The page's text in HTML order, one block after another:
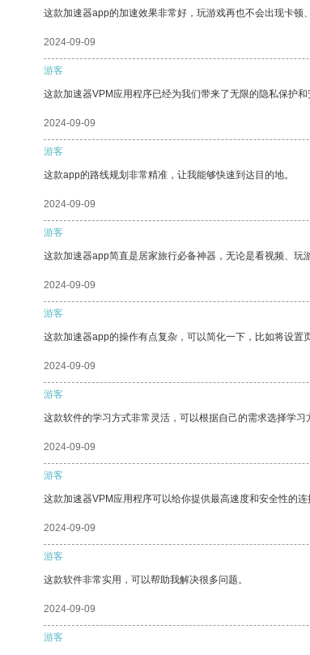
这款加速器app的加速效果非常好，玩游戏再也不会出现卡顿
2024-09-09
游客
这款加速器VPM应用程序已经为我们带来了无限的隐私保护和
2024-09-09
游客
这款app的路线规划非常精准，让我能够快速到达目的地。
2024-09-09
游客
这款加速器app简直是居家旅行必备神器，无论是看视频、玩
2024-09-09
游客
这款加速器app的操作有点复杂，可以简化一下，比如将设置
2024-09-09
游客
这款软件的学习方式非常灵活，可以根据自己的需求选择学习
2024-09-09
游客
这款加速器VPM应用程序可以给你提供最高速度和安全性的连
2024-09-09
游客
这款软件非常实用，可以帮助我解决很多问题。
2024-09-09
游客